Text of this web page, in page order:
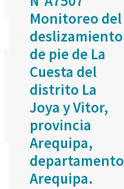
Monitoreo del
deslizamiento
de pie de La
Cuesta del
distrito La
Joya y Vitor,
provincia
Arequipa,
departamento
Arequipa.